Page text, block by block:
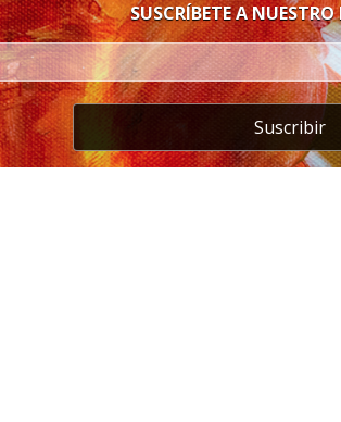
SUSCRÍBETE A NUESTRO
Suscribir